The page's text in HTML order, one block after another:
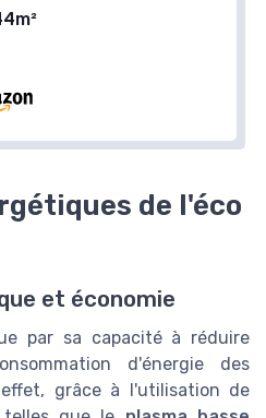
de l'éco
et économie
par sa capacité à réduire
d'énergie des
effet, grâce à l'utilisation de